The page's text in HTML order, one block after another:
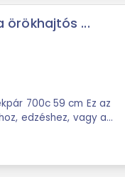
örökhajtós ...
700c 59 cm Ez az
edzéshez, vagy a